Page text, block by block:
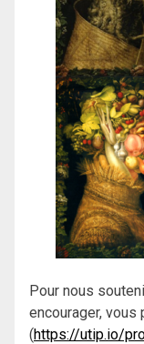
Pour nous
encourager,
(https://utip.io/